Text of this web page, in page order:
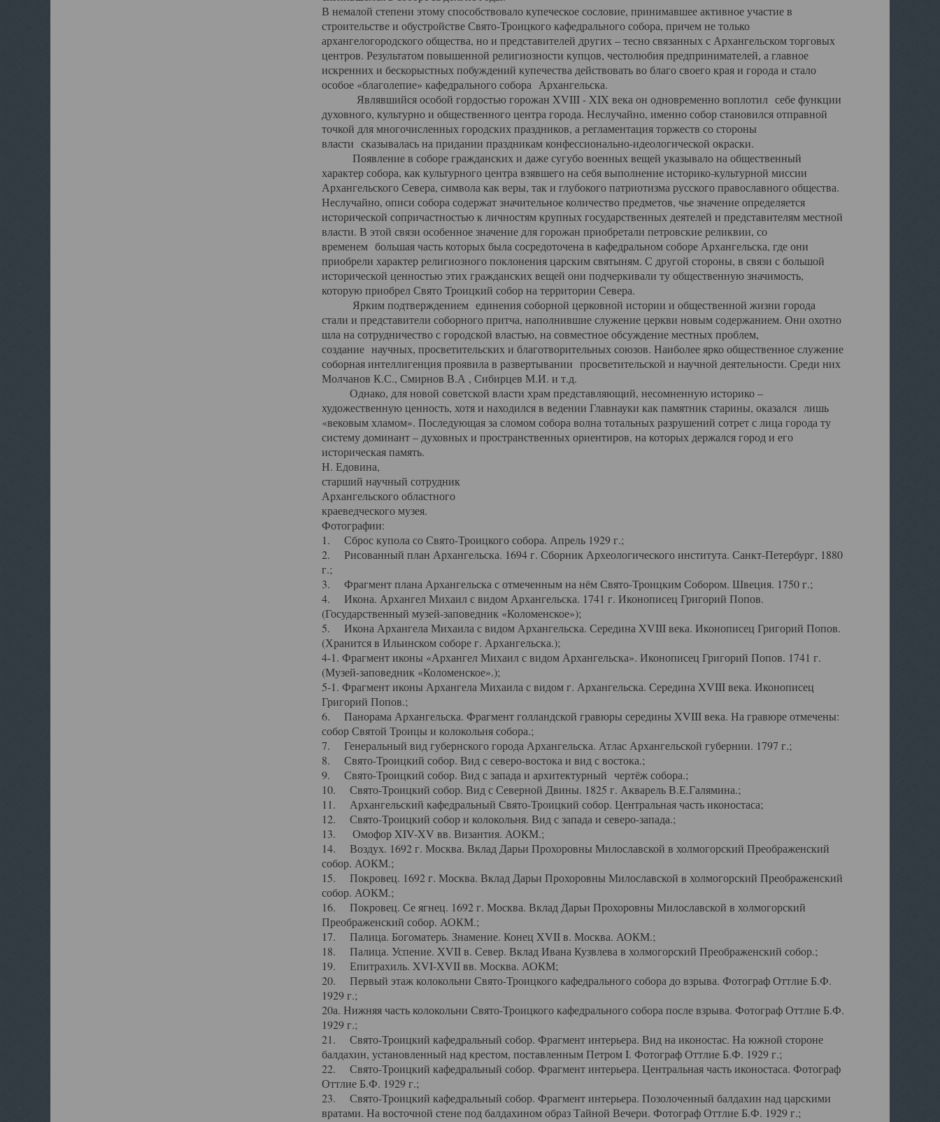
В немалой степени этому способствовало купеческое сословие, принимавшее активное участие в
строительстве и обустройстве Свято-Троицкого кафедрального собора, причем не только
архангелогородского общества, но и представителей других – тесно связанных с Архангельском торговых
центров. Результатом повышенной религиозности купцов, честолюбия предпринимателей, а главное
искренних и бескорыстных побуждений купечества действовать во благо своего края и города и стало
особое «благолепие» кафедрального собора Архангельска.
Являвшийся особой гордостью горожан XVIII - XIX века он одновременно воплотил себе функции
духовного, культурно и общественного центра города. Неслучайно, именно собор становился отправной
точкой для многочисленных городских праздников, а регламентация торжеств со стороны
власти сказывалась на придании праздникам конфессионально-идеологической окраски.
Появление в соборе гражданских и даже сугубо военных вещей указывало на общественный
характер собора, как культурного центра взявшего на себя выполнение историко-культурной миссии
Архангельского Севера, символа как веры, так и глубокого патриотизма русского православного общества.
Неслучайно, описи собора содержат значительное количество предметов, чье значение определяется
исторической сопричастностью к личностям крупных государственных деятелей и представителям местной
власти. В этой связи особенное значение для горожан приобретали петровские реликвии, со
временем большая часть которых была сосредоточена в кафедральном соборе Архангельска, где они
приобрели характер религиозного поклонения царским святыням. С другой стороны, в связи с большой
исторической ценностью этих гражданских вещей они подчеркивали ту общественную значимость,
которую приобрел Свято Троицкий собор на территории Севера.
Ярким подтверждением единения соборной церковной истории и общественной жизни города
стали и представители соборного притча, наполнившие служение церкви новым содержанием. Они охотно
шла на сотрудничество с городской властью, на совместное обсуждение местных проблем,
создание научных, просветительских и благотворительных союзов. Наиболее ярко общественное служение
соборная интеллигенция проявила в развертывании просветительской и научной деятельности. Среди них
Молчанов К.С., Смирнов В.А , Сибирцев М.И. и т.д.
Однако, для новой советской власти храм представляющий, несомненную историко –
художественную ценность, хотя и находился в ведении Главнауки как памятник старины, оказался лишь
«вековым хламом». Последующая за сломом собора волна тотальных разрушений сотрет с лица города ту
систему доминант – духовных и пространственных ориентиров, на которых держался город и его
историческая память.
Н. Едовина,
старший научный сотрудник
Архангельского областного
краеведческого музея.
Фотографии:
1. Сброс купола со Свято-Троицкого собора. Апрель 1929 г.;
2. Рисованный план Архангельска. 1694 г. Сборник Археологического института. Санкт-Петербург, 1880
г.;
3. Фрагмент плана Архангельска с отмеченным на нём Свято-Троицким Собором. Швеция. 1750 г.;
4. Икона. Архангел Михаил с видом Архангельска. 1741 г. Иконописец Григорий Попов.
(Государственный музей-заповедник «Коломенское»);
5. Икона Архангела Михаила с видом Архангельска. Середина XVIII века. Иконописец Григорий Попов.
(Хранится в Ильинском соборе г. Архангельска.);
4-1. Фрагмент иконы «Архангел Михаил с видом Архангельска». Иконописец Григорий Попов. 1741 г.
(Музей-заповедник «Коломенское».);
5-1. Фрагмент иконы Архангела Михаила с видом г. Архангельска. Середина XVIII века. Иконописец
Григорий Попов.;
6. Панорама Архангельска. Фрагмент голландской гравюры середины XVIII века. На гравюре отмечены:
собор Святой Троицы и колокольня собора.;
7. Генеральный вид губернского города Архангельска. Атлас Архангельской губернии. 1797 г.;
8. Свято-Троицкий собор. Вид с северо-востока и вид с востока.;
9. Свято-Троицкий собор. Вид с запада и архитектурный чертёж собора.;
10. Свято-Троицкий собор. Вид с Северной Двины. 1825 г. Акварель В.Е.Галямина.;
11. Архангельский кафедральный Свято-Троицкий собор. Центральная часть иконостаса;
12. Свято-Троицкий собор и колокольня. Вид с запада и северо-запада.;
13. Омофор XIV-XV вв. Византия. АОКМ.;
14. Воздух. 1692 г. Москва. Вклад Дарьи Прохоровны Милославской в холмогорский Преображенский
собор. АОКМ.;
15. Покровец. 1692 г. Москва. Вклад Дарьи Прохоровны Милославской в холмогорский Преображенский
собор. АОКМ.;
16. Покровец. Се ягнец. 1692 г. Москва. Вклад Дарьи Прохоровны Милославской в холмогорский
Преображенский собор. АОКМ.;
17. Палица. Богоматерь. Знамение. Конец XVII в. Москва. АОКМ.;
18. Палица. Успение. XVII в. Север. Вклад Ивана Кузвлева в холмогорский Преображенский собор.;
19. Епитрахиль. XVI-XVII вв. Москва. АОКМ;
20. Первый этаж колокольни Свято-Троицкого кафедрального собора до взрыва. Фотограф Оттлие Б.Ф.
1929 г.;
20а. Нижняя часть колокольни Свято-Троицкого кафедрального собора после взрыва. Фотограф Оттлие Б.Ф.
1929 г.;
21. Свято-Троицкий кафедральный собор. Фрагмент интерьера. Вид на иконостас. На южной стороне
балдахин, установленный над крестом, поставленным Петром I. Фотограф Оттлие Б.Ф. 1929 г.;
22. Свято-Троицкий кафедральный собор. Фрагмент интерьера. Центральная часть иконостаса. Фотограф
Оттлие Б.Ф. 1929 г.;
23. Свято-Троицкий кафедральный собор. Фрагмент интерьера. Позолоченный балдахин над царскими
вратами. На восточной стене под балдахином образ Тайной Вечери. Фотограф Оттлие Б.Ф. 1929 г.;